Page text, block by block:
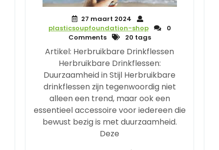
27 maart 2024
plasticsoupfoundation-shop
0
Comments
20 tags
Artikel: Herbruikbare Drinkflessen
Herbruikbare Drinkflessen:
Duurzaamheid in Stijl Herbruikbare
drinkflessen zijn tegenwoordig niet
alleen een trend, maar ook een
essentieel accessoire voor iedereen die
bewust bezig is met duurzaamheid.
Deze